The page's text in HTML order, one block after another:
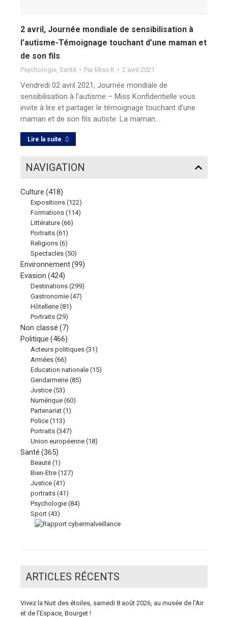
2 avril, Journée mondiale de sensibilisation à
l’autisme-Témoignage touchant d’une maman et
de son fils
Psychologie Santé Par Miss K 2 avril 2021
Vendredi 02 avril 2021, Journée mondiale de
sensibilisation à l’autisme – Miss Konfidentielle vous
invite à lire et partager le témoignage touchant d’une
maman et de son fils autiste. La maman…
Lire la suite
NAVIGATION
Culture (418)
Expositions (122)
Formations (114)
Littérature (66)
Portraits (61)
Religions (6)
Spectacles (50)
Environnement(99)
Evasion (424)
Destinations (299)
Gastronomie (47)
Hôtellerie (81)
Portraits (29)
Non classé (7)
Politique (466)
Acteurs politiques (31)
Armées (66)
Education nationale (15)
Gendarmerie (85)
Justice (53)
Numérique (60)
Partenariat (1)
Police (113)
Portraits (347)
Union européenne (18)
Santé (365)
Beauté (1)
Bien-Etre (127)
Justice (41)
portraits (41)
Psychologie (84)
Sport (43)
ARTICLES RÉCENTS
Vivez la Nuit des étoiles, samedi 8 août 2026, au musée de l’Air
et de l’Espace, Bourget !